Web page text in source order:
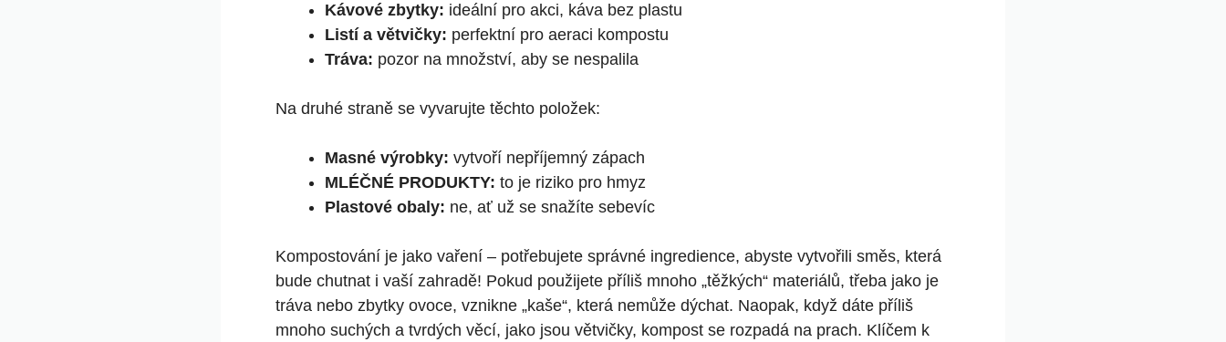
Kávové zbytky: ideální pro akci, káva bez plastu
Listí a větvičky: perfektní pro aeraci kompostu
Tráva: pozor na množství, aby se nespalila
Na druhé straně se vyvarujte těchto položek:
Masné výrobky: vytvoří nepříjemný zápach
MLÉČNÉ PRODUKTY: to je riziko pro hmyz
Plastové obaly: ne, ať už se snažíte sebevíc
Kompostování je jako vaření – potřebujete správné ingredience, abyste vytvořili směs, která
bude chutnat i vaší zahradě! Pokud použijete příliš mnoho „těžkých“ materiálů, třeba jako je
tráva nebo zbytky ovoce, vznikne „kaše“, která nemůže dýchat. Naopak, když dáte příliš
mnoho suchých a tvrdých věcí, jako jsou větvičky, kompost se rozpadá na prach. Klíčem k